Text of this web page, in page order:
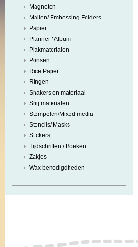
Magneten
Mallen/ Embossing Folders
Papier
Planner / Album
Plakmaterialen
Ponsen
Rice Paper
Ringen
Shakers en materiaal
Snij materialen
Stempelen/Mixed media
Stencils/ Masks
Stickers
Tijdschriften / Boeken
Zakjes
Wax benodigdheden